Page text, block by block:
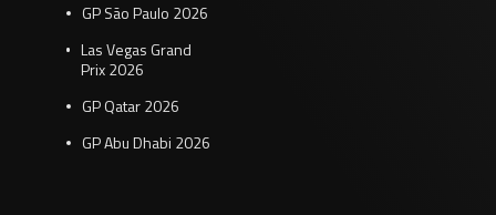
GP São Paulo 2026
Las Vegas Grand
Prix 2026
GP Qatar 2026
GP Abu Dhabi 2026